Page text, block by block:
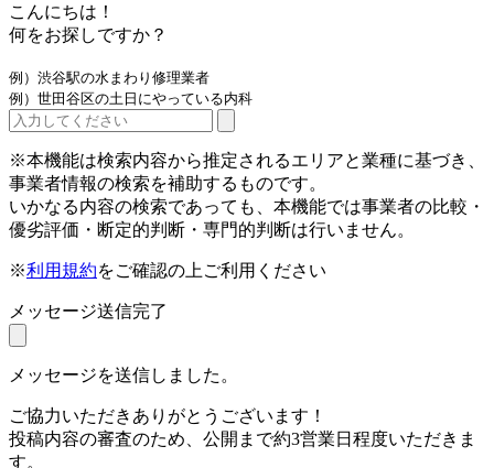
こんにちは！
何をお探しですか？
例）渋谷駅の水まわり修理業者
例）世田谷区の土日にやっている内科
※本機能は検索内容から推定されるエリアと業種に基づき、
事業者情報の検索を補助するものです。
いかなる内容の検索であっても、本機能では事業者の比較・
優劣評価・断定的判断・専門的判断は行いません。
※利用規約をご確認の上ご利用ください
メッセージ送信完了
メッセージを送信しました。
ご協力いただきありがとうございます！
投稿内容の審査のため、公開まで約3営業日程度いただきま
す。